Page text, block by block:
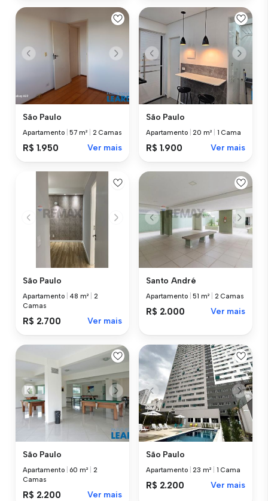
São Paulo
Apartamento |57 m² 2 Camas
R$ 1.950 Ver mais
São Paulo
Apartamento |20 m² 1 Cama
R$ 1.900 Ver mais
São Paulo
Apartamento 48 m²
2
Camas
R$ 2.700 Ver mais
Santo André
Apartamento |51 m² 2 Camas
R$ 2.000 Ver mais
São Paulo
Apartamento 60 m²
2
Camas
R$ 2.200 Ver mais
São Paulo
Apartamento |23 m² 1 Cama
R$ 2.200 Ver mais